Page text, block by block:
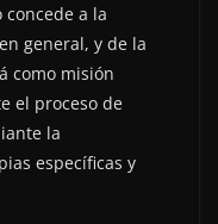
a la
general, y de la
como misión
el proceso de
la
específicas y